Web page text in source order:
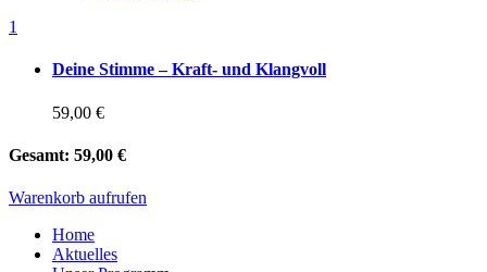
1
Deine Stimme – Kraft- und Klangvoll
59,00 €
Gesamt: 59,00 €
Warenkorb aufrufen
Home
Aktuelles